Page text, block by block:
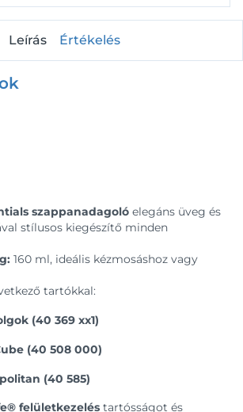
Leírás Értékelés
szappanadagoló elegáns üveg és
stílusos kiegészítő minden
160 ml, ideális kézmosáshoz vagy
tartókkal:
(40 369 xx1)
(40 508 000)
(40 585)
felületkezelés tartósságot és